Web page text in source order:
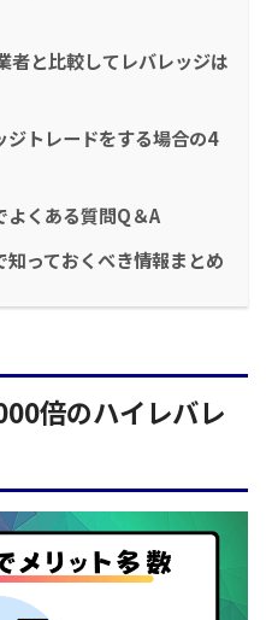
と比較してレバレッジは
トレードをする場合の4
くある質問Q＆A
っておくべき情報まとめ
倍のハイレバレ